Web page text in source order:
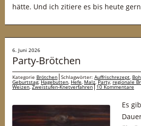
hätte. Und ich zitiere es bis heute
6. Juni 2026
Party-Brötchen
Kategorie Brötchen Schlagwörter: Auffrischrezept,
Geburtstag,Hagebutten, Hefe, Malz,Party,regionale
Weizen,Zweistufen-Knetverfahren 10 Kommentare
Es